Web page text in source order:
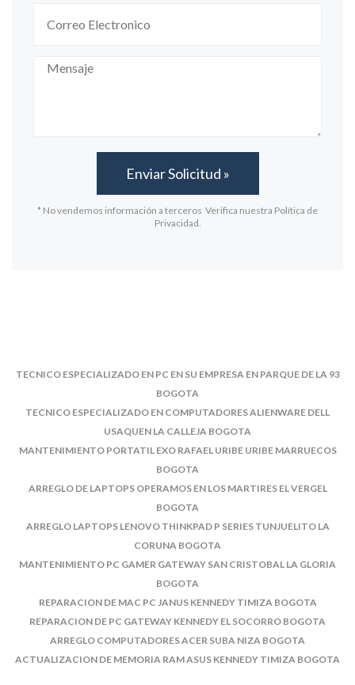
* No vendemos información a terceros Verifica nuestra Política de
Privacidad.
TECNICO ESPECIALIZADO EN PC EN SU EMPRESA EN PARQUE DE LA 93
BOGOTA
TECNICO ESPECIALIZADO EN COMPUTADORES ALIENWARE DELL
USAQUEN LA CALLEJA BOGOTA
MANTENIMIENTO PORTATIL EXO RAFAEL URIBE URIBE MARRUECOS
BOGOTA
ARREGLO DE LAPTOPS OPERAMOS EN LOS MARTIRES EL VERGEL
BOGOTA
ARREGLO LAPTOPS LENOVO THINKPAD P SERIES TUNJUELITO LA
CORUNA BOGOTA
MANTENIMIENTO PC GAMER GATEWAY SAN CRISTOBAL LA GLORIA
BOGOTA
REPARACION DE MAC PC JANUS KENNEDY TIMIZA BOGOTA
REPARACION DE PC GATEWAY KENNEDY EL SOCORRO BOGOTA
ARREGLO COMPUTADORES ACER SUBA NIZA BOGOTA
ACTUALIZACION DE MEMORIA RAM ASUS KENNEDY TIMIZA BOGOTA